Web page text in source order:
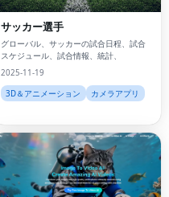
サッカー選手
グローバル、サッカーの試合日程、試合
スケジュール、試合情報、統計、
2025-11-19
3D＆アニメーション
カメラアプリ